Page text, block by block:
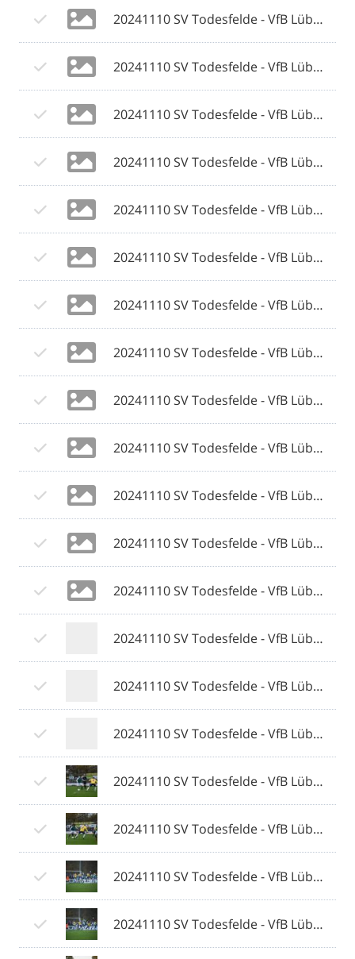
20241110 SV Todesfelde - VfB Lübeck 119 © 2024 Olaf Wegerich.jpg
20241110 SV Todesfelde - VfB Lübeck 120 © 2024 Olaf Wegerich.jpg
20241110 SV Todesfelde - VfB Lübeck 121 © 2024 Olaf Wegerich.jpg
20241110 SV Todesfelde - VfB Lübeck 122 © 2024 Olaf Wegerich.jpg
20241110 SV Todesfelde - VfB Lübeck 123 © 2024 Olaf Wegerich.jpg
20241110 SV Todesfelde - VfB Lübeck 124 © 2024 Olaf Wegerich.jpg
20241110 SV Todesfelde - VfB Lübeck 125 © 2024 Olaf Wegerich.jpg
20241110 SV Todesfelde - VfB Lübeck 126 © 2024 Olaf Wegerich.jpg
20241110 SV Todesfelde - VfB Lübeck 127 © 2024 Olaf Wegerich.jpg
20241110 SV Todesfelde - VfB Lübeck 128 © 2024 Olaf Wegerich.jpg
20241110 SV Todesfelde - VfB Lübeck 129 © 2024 Olaf Wegerich.jpg
20241110 SV Todesfelde - VfB Lübeck 130 © 2024 Olaf Wegerich.jpg
20241110 SV Todesfelde - VfB Lübeck 131 © 2024 Olaf Wegerich.jpg
20241110 SV Todesfelde - VfB Lübeck 132 © 2024 Olaf Wegerich.jpg
20241110 SV Todesfelde - VfB Lübeck 133 © 2024 Olaf Wegerich.jpg
20241110 SV Todesfelde - VfB Lübeck 134 © 2024 Olaf Wegerich.jpg
20241110 SV Todesfelde - VfB Lübeck 135 © 2024 Olaf Wegerich.jpg
20241110 SV Todesfelde - VfB Lübeck 136 © 2024 Olaf Wegerich.jpg
20241110 SV Todesfelde - VfB Lübeck 137 © 2024 Olaf Wegerich.jpg
20241110 SV Todesfelde - VfB Lübeck 138 © 2024 Olaf Wegerich.jpg